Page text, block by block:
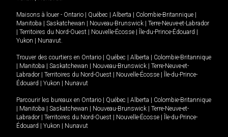
Maisons à louer - Ontario | Québec | Alberta | Colombie-Britannique |
Manitoba | Saskatchewan | Nouveau-Brunswick | Terre-Neuve-et-Labrador
| Territoires du Nord-Ouest | Nouvelle-Écosse | Île-du-Prince-Édouard |
Yukon | Nunavut
Trouver des courtiers en Ontario | Québec | Alberta | Colombie-Britannique
| Manitoba | Saskatchewan | Nouveau-Brunswick | Terre-Neuve-et-
Labrador | Territoires du Nord-Ouest | Nouvelle-Écosse | Île-du-Prince-
Édouard | Yukon | Nunavut
Parcourir les bureaux en Ontario | Québec | Alberta | Colombie-Britannique
| Manitoba | Saskatchewan | Nouveau-Brunswick | Terre-Neuve-et-
Labrador | Territoires du Nord-Ouest | Nouvelle-Écosse | Île-du-Prince-
Édouard | Yukon | Nunavut